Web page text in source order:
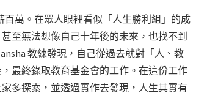
百萬。在眾人眼裡看似「人生勝利組」的成
至無法想像自己十年後的未來，也找不到
教練發現，自己從過去就對「人、教
最終錄取教育基金會的工作。在這份工作
多探索，並透過實作去發現，人生其實有